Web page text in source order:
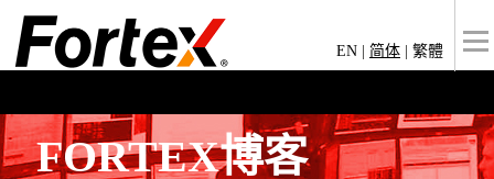
EN 简体 繁體
FORTEX博客